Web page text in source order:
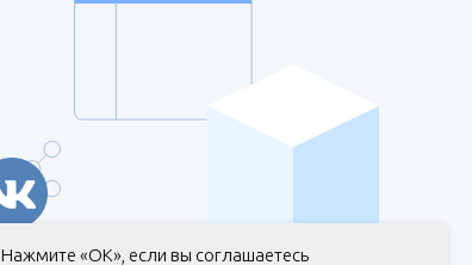
Нажмите «ОК», если вы соглашаетесь